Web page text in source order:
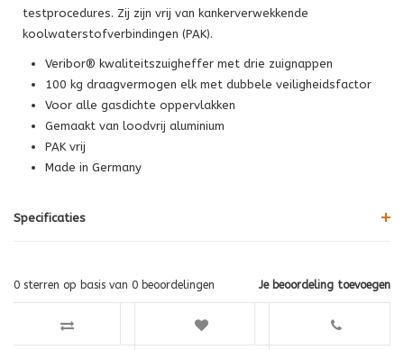
testprocedures. Zij zijn vrij van kankerverwekkende
koolwaterstofverbindingen (PAK).
Veribor® kwaliteitszuigheffer met drie zuignappen
100 kg draagvermogen elk met dubbele veiligheidsfactor
Voor alle gasdichte oppervlakken
Gemaakt van loodvrij aluminium
PAK vrij
Made in Germany
Specificaties
Je beoordeling toevoegen
0 sterren op basis van 0 beoordelingen